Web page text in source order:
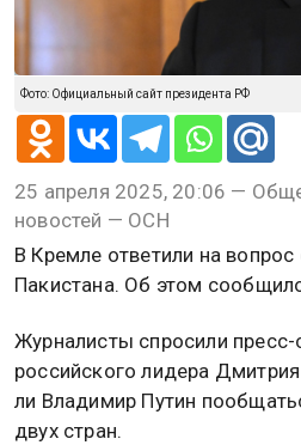
Фото: Официальный сайт президента РФ
25 апреля 2025, 20:06 —
новостей — ОСН
В Кремле ответили на
Пакистана. Об этом
Журналисты спросили пресс-
российского лидера
ли Владимир Путин
двух стран.